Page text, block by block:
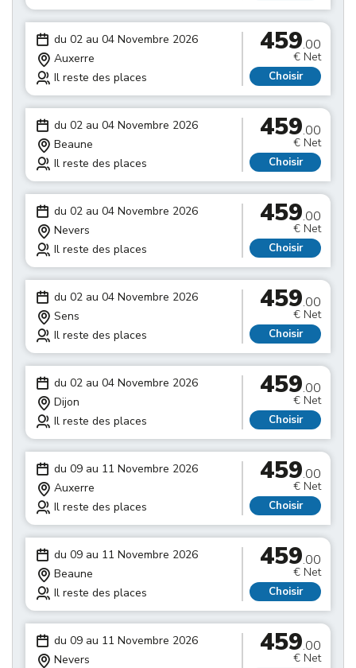
du 02 au 04 Novembre 2026
Auxerre
Il reste des places
459.00
€ Net
Choisir
du 02 au 04 Novembre 2026
Beaune
Il reste des places
459.00
€ Net
Choisir
du 02 au 04 Novembre 2026
Nevers
Il reste des places
459.00
€ Net
Choisir
du 02 au 04 Novembre 2026
Sens
Il reste des places
459.00
€ Net
Choisir
du 02 au 04 Novembre 2026
Dijon
Il reste des places
459.00
€ Net
Choisir
du 09 au 11 Novembre 2026
Auxerre
Il reste des places
459.00
€ Net
Choisir
du 09 au 11 Novembre 2026
Beaune
Il reste des places
459.00
€ Net
Choisir
du 09 au 11 Novembre 2026
Nevers
459.00
€ Net